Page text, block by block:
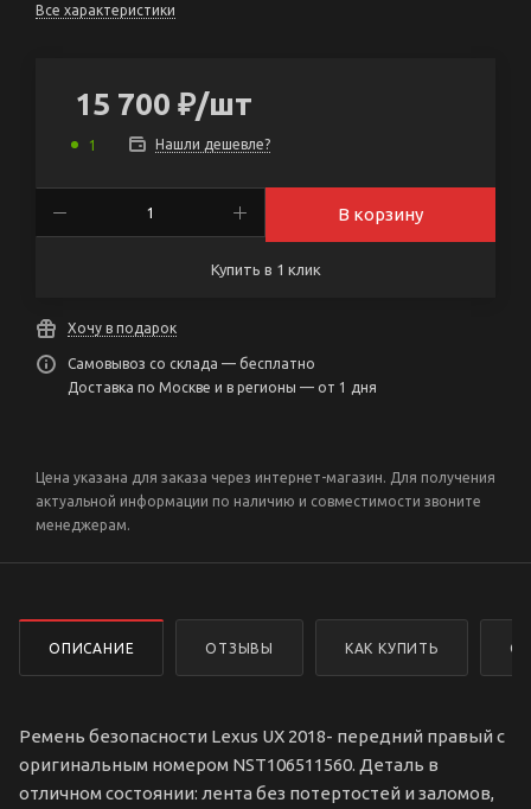
Все характеристики
15 700 ₽/шт
1 Нашли дешевле?
В корзину
Купить в 1 клик
Хочу в подарок
Самовывоз со склада — бесплатно
Доставка по Москве и в регионы — от 1 дня
Цена указана для заказа через интернет-магазин. Для получения
актуальной информации по наличию и совместимости звоните
менеджерам.
ОПИСАНИЕ ОТЗЫВЫ КАК КУПИТЬ
Ремень безопасности Lexus UX 2018- передний правый с
оригинальным номером NST106511560. Деталь в
отличном состоянии: лента без потертостей и заломов,